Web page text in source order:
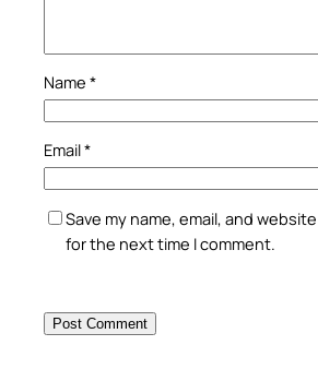
Name *
Email*
Save my name, email, and
for the next time I comment.